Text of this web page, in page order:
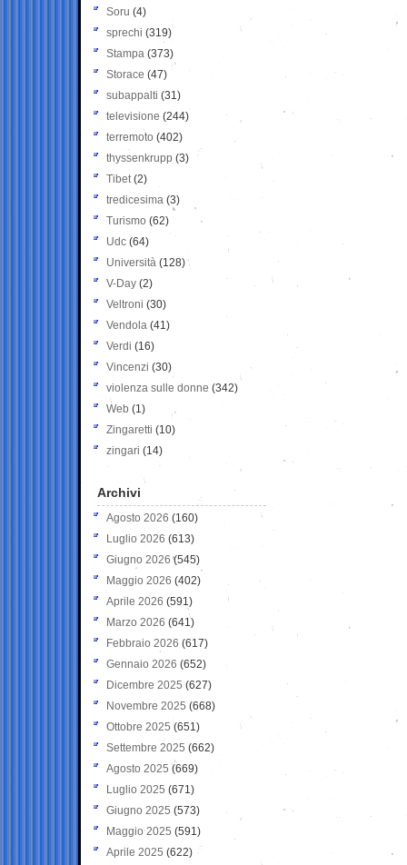
Soru (4)
sprechi (319)
Stampa (373)
Storace (47)
subappalti (31)
televisione(244)
terremoto (402)
thyssenkrupp (3)
Tibet(2)
tredicesima (3)
Turismo (62)
Udc (64)
Università (128)
V-Day (2)
Veltroni (30)
Vendola (41)
Verdi (16)
Vincenzi (30)
violenza sulle donne (342)
Web (1)
Zingaretti (10)
zingari (14)
Archivi
Agosto 2026 (160)
Luglio 2026 (613)
Giugno 2026 (545)
Maggio 2026 (402)
Aprile 2026 (591)
Marzo 2026 (641)
Febbraio 2026 (617)
Gennaio 2026 (652)
Dicembre 2025 (627)
Novembre 2025 (668)
Ottobre 2025 (651)
Settembre 2025 (662)
Agosto 2025 (669)
Luglio 2025 (671)
Giugno 2025 (573)
Maggio 2025 (591)
Aprile 2025 (622)